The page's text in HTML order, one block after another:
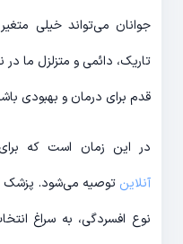
جوانان می‌تواند خیلی
تاریک، دائمی و متزلزل ما
قدم برای درمان و بهبودی
در این زمان است که
آنلاین توصیه می‌شود. پزشک